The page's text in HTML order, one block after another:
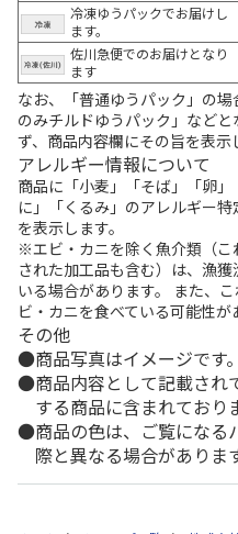
冷凍ゆうパックでお届けし
ます。
佐川急便でのお届けとなり
ます
なお、「普通ゆうパック」の
のみチルドゆうパック」など
ず、商品内容欄にその旨を表示
アレルギー情報について
商品に「小麦」「そば」「卵
に」「くるみ」のアレルギー
を表示します。
※エビ・カニを除く魚介類（
された加工品も含む）は、漁
いる場合があります。 また、
ビ・カニを食べている可能性が
その他
商品写真はイメージです。
商品内容として記載され
する商品に含まれており
商品の色は、ご覧になる
際と異なる場合がありま